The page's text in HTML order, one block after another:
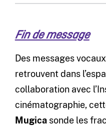
Fin de message
Des messages
retrouvent dans
collaboration avec
cinématographie,
Mugica sonde les